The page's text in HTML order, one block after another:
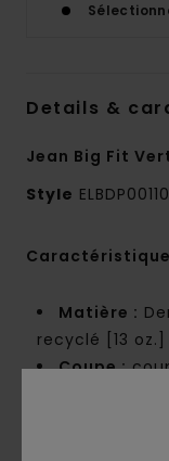
Details &
Jean Big Fit
Style ELBDP00110
Matière :
recyclé [13 oz.]
Coupe :